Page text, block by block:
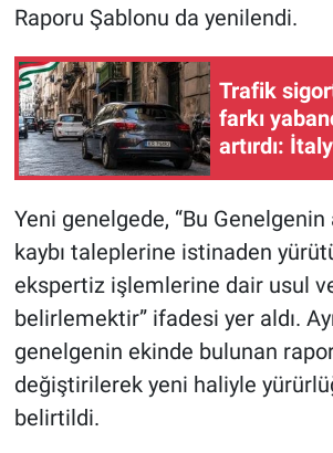
Raporu Şablonu da yenilendi.
Trafik
farkı
artırdı:
trend
Yeni genelgede, “Bu Genelgenin
kaybı taleplerine istinaden
ekspertiz işlemlerine dair usul
belirlemektir” ifadesi yer aldı.
genelgenin ekinde bulunan
değiştirilerek yeni haliyle
belirtildi.